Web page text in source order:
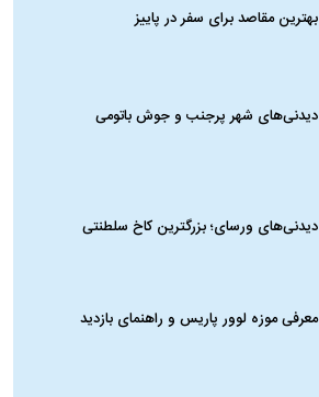
بهترین مقاصد برای سفر در پاییز
دیدنی‌های شهر پرجنب و جوش باتومی
دیدنی‌های ورسای؛ بزرگترین کاخ سلطنتی
معرفی موزه لوور پاریس و راهنمای بازدید